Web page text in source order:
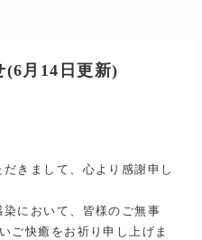
(6月14日更新)
きまして、心より感謝申し
において、皆様のご無事
ご快癒をお祈り申し上げま